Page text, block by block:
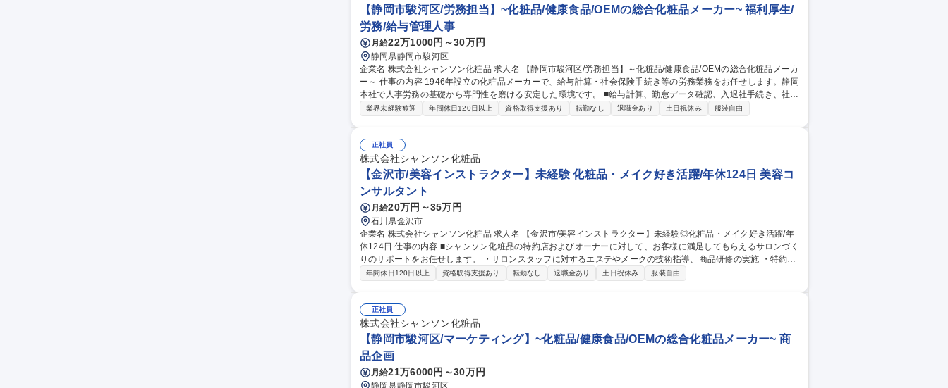
【静岡市駿河区/労務担当】~化粧品/健康食品/OEMの総合化粧品メーカー~ 福利厚生/
労務/給与管理人事
月給22万1000円～30万円
静岡県静岡市駿河区
企業名 株式会社シャンソン化粧品 求人名 【静岡市駿河区/労務担当】～化粧品/健康食品/OEMの総合化粧品メーカ
ー～ 仕事の内容 1946年設立の化粧品メーカーで、給与計算・社会保険手続き等の労務業務をお任せします。静岡
本社で人事労務の基礎から専門性を磨ける安定した環境です。 ■給与計算、勤怠データ確認、入退社手続き、社会
保険・雇用保険の各種手続きを担当 ■就業規則や労務関連書類の管理、社員からの問い合わせ対応 ■健康診断や福
業界未経験歓迎 年間休日120日以上 資格取得支援あり 転勤なし 退職金あり 土日祝休み 服装自由
正社員
株式会社シャンソン化粧品
【金沢市/美容インストラクター】未経験 化粧品・メイク好き活躍/年休124日 美容コ
ンサルタント
月給20万円～35万円
石川県金沢市
企業名 株式会社シャンソン化粧品 求人名 【金沢市/美容インストラクター】未経験◎化粧品・メイク好き活躍/年
休124日 仕事の内容 ■シャンソン化粧品の特約店およびオーナーに対して、お客様に満足してもらえるサロンづく
りのサポートをお任せします。 ・サロンスタッフに対するエステやメークの技術指導、商品研修の実施 ・特約店
およびお客様に対するセミナーの実施 ・イベント企画：メイクアップコンテストの企画･開催や各店舗のフェア
為、自信を持ってお客様に向き合えます。 募集職種 【金沢市/美容インストラクター】未経験◎化粧品・メイク好
き活躍/年休124日
年間休日120日以上 資格取得支援あり 転勤なし 退職金あり 土日祝休み 服装自由
正社員
株式会社シャンソン化粧品
【静岡市駿河区/マーケティング】~化粧品/健康食品/OEMの総合化粧品メーカー~ 商
品企画
月給21万6000円～30万円
静岡県静岡市駿河区